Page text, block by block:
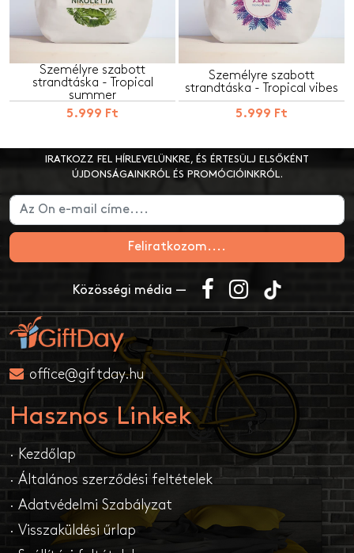
Személyre szabott
strandtáska - Tropical
summer
5.999 Ft
Személyre szabott
strandtáska - Tropical vibes
5.999 Ft
IRATKOZZ FEL HÍRLEVELÜNKRE, ÉS ÉRTESÜLJ ELSŐKÉNT
ÚJDONSÁGAINKRÓL ÉS PROMÓCIÓINKRÓL.
Feliratkozom....
Közösségi média —
office@giftday.hu
Hasznos Linkek
· Kezdőlap
· Általános szerződési feltételek
· Adatvédelmi Szabályzat
· Visszaküldési űrlap